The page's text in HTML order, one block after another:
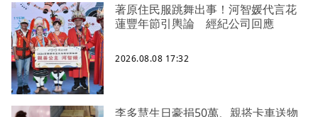
著原住民服跳舞出事！河智媛代言花
蓮豐年節引輿論 經紀公司回應
2026.08.08 17:32
李多慧生日豪捐50萬、親搭卡車送物